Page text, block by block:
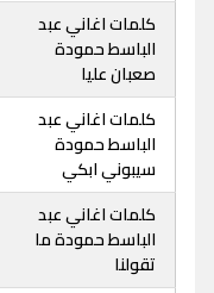
كلمات اغاني عبد
الباسط حمودة
صعبان عليا
كلمات اغاني عبد
الباسط حمودة
سيبوني ابكي
كلمات اغاني عبد
الباسط حمودة ما
تقولنا